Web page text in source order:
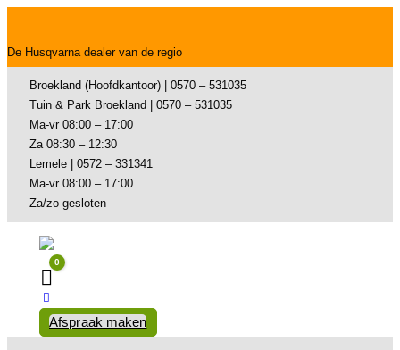
De Husqvarna dealer van de regio
Broekland (Hoofdkantoor) | 0570 – 531035
Tuin & Park Broekland | 0570 – 531035
Ma-vr 08:00 – 17:00
Za 08:30 – 12:30
Lemele | 0572 – 331341
Ma-vr 08:00 – 17:00
Za/zo gesloten
Winkelwagen
0
Afspraak maken